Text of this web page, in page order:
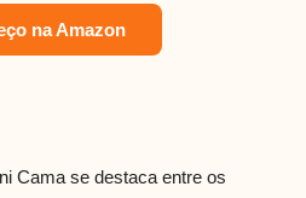
na Amazon
Cama se destaca entre os